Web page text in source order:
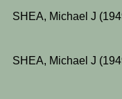
SHEA, Michael J
SHEA, Michael J